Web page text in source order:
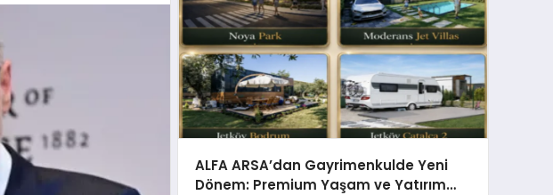
ALFA ARSA’dan Gayrimenkulde Yeni
Dönem: Premium Yaşam ve Yatırım